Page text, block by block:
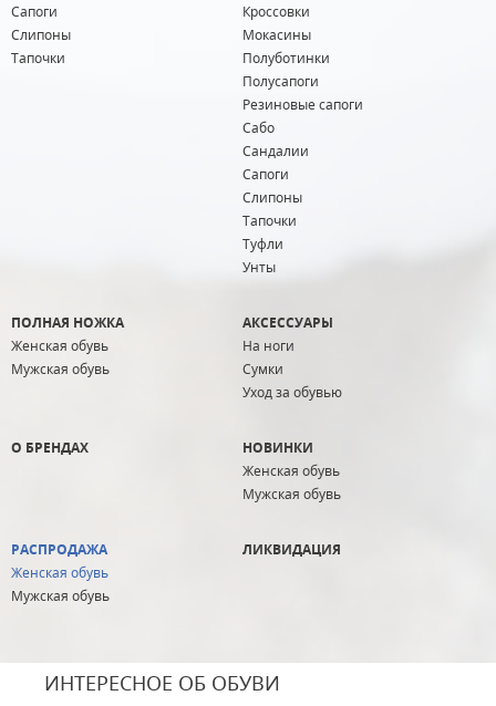
Сапоги
Слипоны
Тапочки
Кроссовки
Мокасины
Полуботинки
Полусапоги
Резиновые сапоги
Сабо
Сандалии
Сапоги
Слипоны
Тапочки
Туфли
Унты
ПОЛНАЯ НОЖКА
Женская обувь
Мужская обувь
АКСЕССУАРЫ
На ноги
Сумки
Уход за обувью
О БРЕНДАХ
НОВИНКИ
Женская обувь
Мужская обувь
РАСПРОДАЖА
Женская обувь
Мужская обувь
ЛИКВИДАЦИЯ
ИНТЕРЕСНОЕ ОБ ОБУВИ